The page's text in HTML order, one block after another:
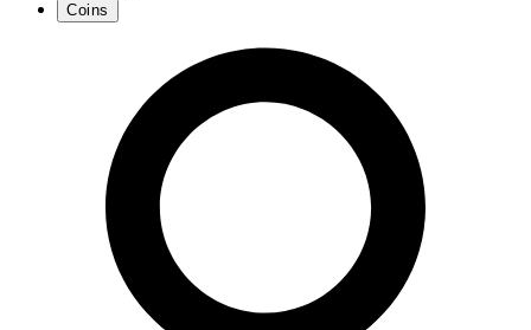
Coins